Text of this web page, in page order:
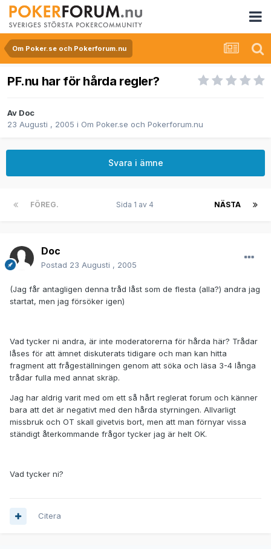
Om Poker.se och Pokerforum.nu
PF.nu har för hårda regler?
Av Doc
23 Augusti , 2005 i Om Poker.se och Pokerforum.nu
Svara i ämne
FÖREG. NÄSTA
Sida 1 av 4
Doc
Postad 23 Augusti , 2005
(Jag får antagligen denna tråd låst som de flesta (alla?) andra jag
startat, men jag försöker igen)
Vad tycker ni andra, är inte moderatorerna för hårda här? Trådar
låses för att ämnet diskuterats tidigare och man kan hitta
fragment att frågeställningen genom att söka och läsa 3-4 långa
trådar fulla med annat skräp.
Jag har aldrig varit med om ett så hårt reglerat forum och känner
bara att det är negativt med den hårda styrningen. Allvarligt
missbruk och OT skall givetvis bort, men att man förnyar vissa
ständigt återkommande frågor tycker jag är helt OK.
Vad tycker ni?
Citera